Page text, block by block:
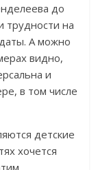
до
трудности на
А можно
видно,
и
в том числе
детские
хочется